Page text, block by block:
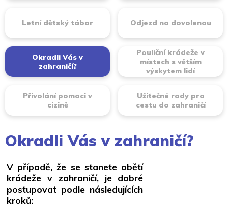
Letní dětský tábor Odjezd na dovolenou
Okradli Vás v
zahraničí?
Pouliční krádeže v
místech s větším
výskytem lidí
Přivolání pomoci v
cizině
Užitečné rady pro
cestu do zahraničí
Okradli Vás v zahraničí?
V případě, že se stanete obětí
krádeže v zahraničí, je dobré
postupovat podle následujících
kroků: